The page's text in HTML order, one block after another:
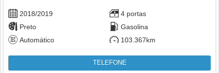
2018/2019
4 portas
Preto
Gasolina
Automático
103.367km
TELEFONE